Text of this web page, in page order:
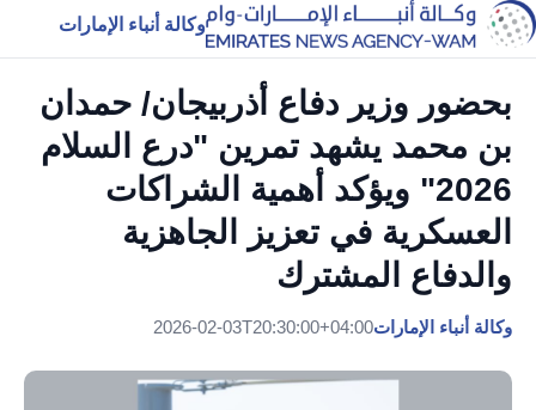
وكالة أنباء الإمارات
بحضور وزير دفاع أذربيجان/ حمدان
بن محمد يشهد تمرين "درع السلام
2026" ويؤكد أهمية الشراكات
العسكرية في تعزيز الجاهزية
والدفاع المشترك
وكالة أنباء الإمارات2026-02-03T20:30:00+04:00